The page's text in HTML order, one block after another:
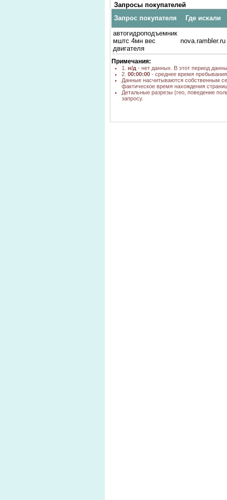
Запросы покупателей
Запрос покупателя
Где искали
автогидроподъемник
мштс 4мн вес
двигателя
nova.rambler.ru
Примечания:
1. н/д - нет данных. В этот период
2. 00:00:00 - среднее время
Данные насчитываются собственным
фактическое время нахождения
Детальные разрезы (гео, поведение
запросу.